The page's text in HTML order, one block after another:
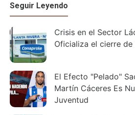
Seguir Leyendo
Crisis en el Sector
Oficializa el cierre de
El Efecto "Pelado"
Martín Cáceres Es
Juventud